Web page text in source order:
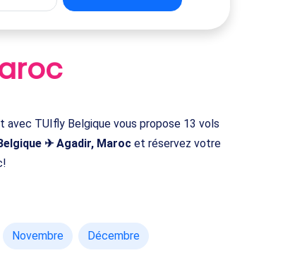
avec TUIfly Belgique vous propose 13 vols
✈ Agadir, Maroc et réservez votre
Novembre Décembre